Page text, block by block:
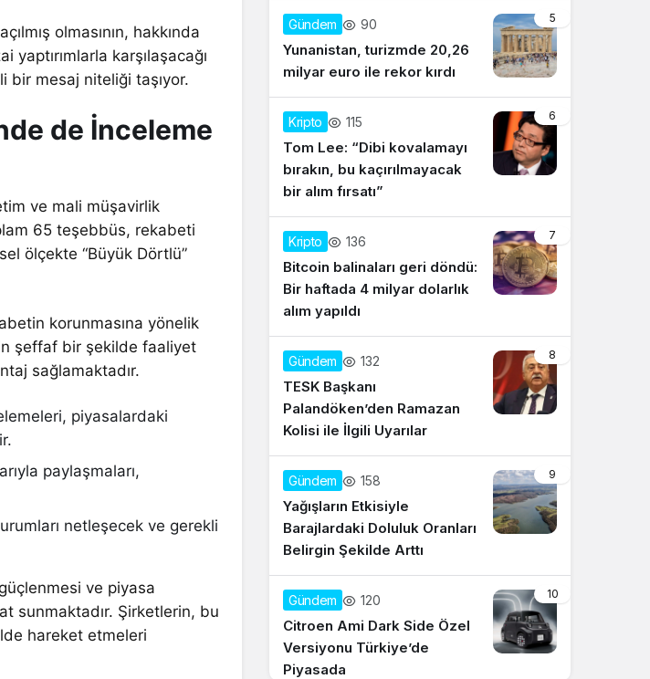
olmasının, hakkında
karşılaşacağı
bir mesaj niteliği taşıyor.
de İnceleme
ve mali müşavirlik
65 teşebbüs, rekabeti
ölçekte “Büyük Dörtlü”
korunmasına yönelik
şeffaf bir şekilde faaliyet
sağlamaktadır.
piyasalardaki
paylaşmaları,
netleşecek ve gerekli
ve piyasa
sunmaktadır. Şirketlerin, bu
hareket etmeleri
5
Gündem 90
Yunanistan, turizmde 20,26
milyar euro ile rekor kırdı
6
Kripto 115
Tom Lee: “Dibi kovalamayı
bırakın, bu kaçırılmayacak
bir alım fırsatı”
7
Kripto 136
Bitcoin balinaları geri döndü:
Bir haftada 4 milyar dolarlık
alım yapıldı
8
Gündem 132
TESK Başkanı
Palandöken’den Ramazan
Kolisi ile İlgili Uyarılar
9
Gündem 158
Yağışların Etkisiyle
Barajlardaki Doluluk Oranları
Belirgin Şekilde Arttı
10
Gündem 120
Citroen Ami Dark Side Özel
Versiyonu Türkiye’de
Piyasada